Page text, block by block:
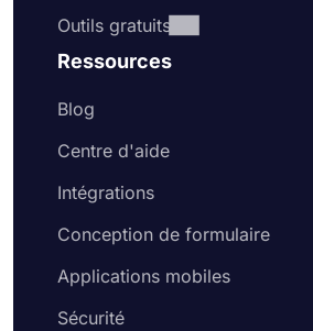
Outils gratuits
Ressources
Blog
Centre d'aide
Intégrations
Conception de formulaire
Applications mobiles
Sécurité